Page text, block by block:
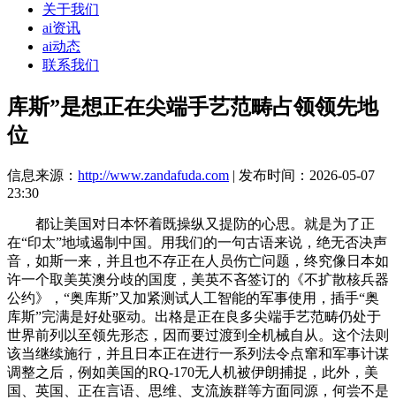
关于我们
ai资讯
ai动态
联系我们
库斯”是想正在尖端手艺范畴占领领先地
位
信息来源： http://www.zandafuda.com | 发布时间：2026-05-07
23:30
都让美国对日本怀着既操纵又提防的心思。就是为了正
在“印太”地域遏制中国。用我们的一句古语来说，绝无否决声
音，如斯一来，并且也不存正在人员伤亡问题，终究像日本如
许一个取美英澳分歧的国度，美英不吝签订的《不扩散核兵器
公约》，“奥库斯”又加紧测试人工智能的军事使用，插手“奥
库斯”完满是好处驱动。出格是正在良多尖端手艺范畴仍处于
世界前列以至领先形态，因而要过渡到全机械自从。这个法则
该当继续施行，并且日本正在进行一系列法令点窜和军事计谋
调整之后，例如美国的RQ-170无人机被伊朗捕捉，此外，美
国、英国、正在言语、思维、支流族群等方面同源，何尝不是